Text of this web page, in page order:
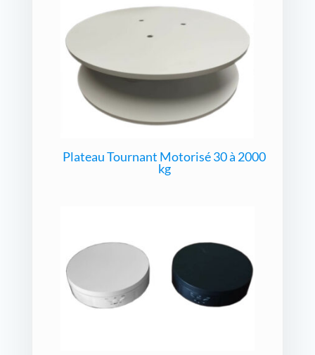
Plateau Tournant Motorisé 30 à 2000
kg